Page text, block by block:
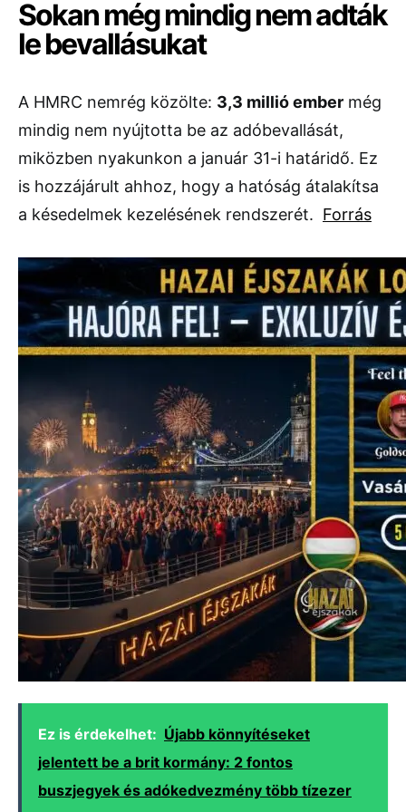
Sokan még mindig nem adták
le bevallásukat
A HMRC nemrég közölte: 3,3 millió ember még
mindig nem nyújtotta be az adóbevallását,
miközben nyakunkon a január 31-i határidő. Ez
is hozzájárult ahhoz, hogy a hatóság átalakítsa
a késedelmek kezelésének rendszerét. Forrás
Ez is érdekelhet: Újabb könnyítéseket
jelentett be a brit kormány: 2 fontos
buszjegyek és adókedvezmény több tízezer